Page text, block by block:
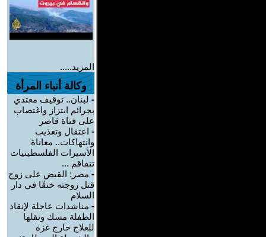
المزيد.....
وكالة أنباء المرأة
- لبنان.. توقيف معتدي
بجرائم ابتزاز واغتصاب
على فتاة قاصر
- اعتقال وتعذيب
وانتهاكات.. معاناة
الأسيرات الفلسطينيات
تتفاقم ...
- مصر: القبض على زوج
قتل زوجته خنقًا في دار
السلام
- مناشدات عاجلة لإنقاذ
الطفلة مسك ونقلها
للعلاج خارج غزة